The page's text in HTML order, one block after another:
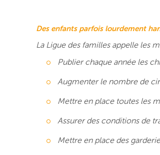
Des enfants parfois lourdement
La Ligue des familles appelle les
Publier chaque année les
Augmenter le nombre de
Mettre en place toutes les
Assurer des conditions de
Mettre en place des